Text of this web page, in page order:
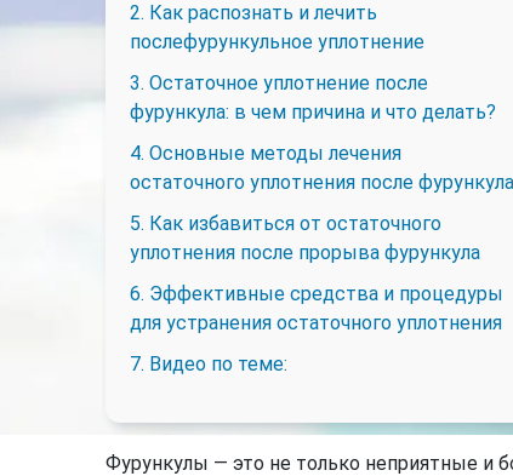
2. Как распознать и лечить
послефурункульное уплотнение
3. Остаточное уплотнение после
фурункула: в чем причина и что делать?
4. Основные методы лечения
остаточного уплотнения после фурункула
5. Как избавиться от остаточного
уплотнения после прорыва фурункула
6. Эффективные средства и процедуры
для устранения остаточного уплотнения
7. Видео по теме:
Фурункулы — это не только неприятные и